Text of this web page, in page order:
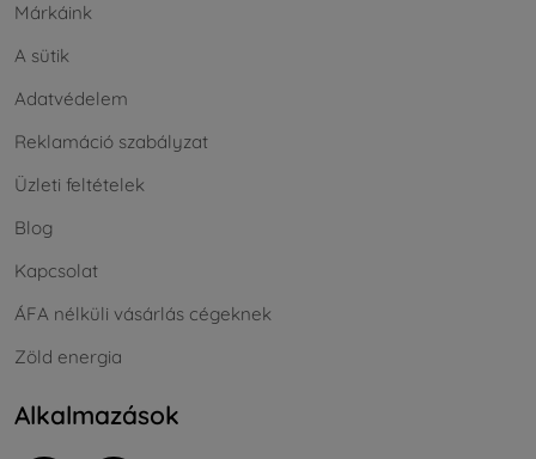
Márkáink
A sütik
Adatvédelem
Reklamáció szabályzat
Üzleti feltételek
Blog
Kapcsolat
ÁFA nélküli vásárlás cégeknek
Zöld energia
Alkalmazások